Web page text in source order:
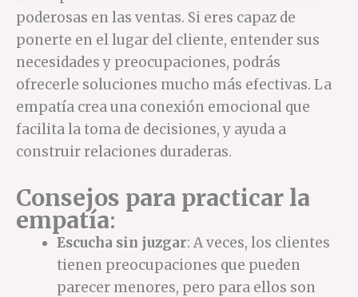
poderosas en las ventas. Si eres capaz de
ponerte en el lugar del cliente, entender sus
necesidades y preocupaciones, podrás
ofrecerle soluciones mucho más efectivas. La
empatía crea una conexión emocional que
facilita la toma de decisiones, y ayuda a
construir relaciones duraderas.
Consejos para practicar la
empatía:
Escucha sin juzgar: A veces, los clientes
tienen preocupaciones que pueden
parecer menores, pero para ellos son